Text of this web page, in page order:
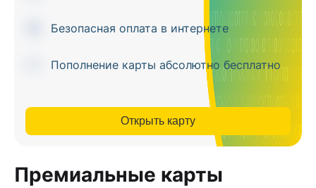
Безопасная оплата в интернете
Пополнение карты абсолютно бесплатно
Открыть карту
Премиальные карты